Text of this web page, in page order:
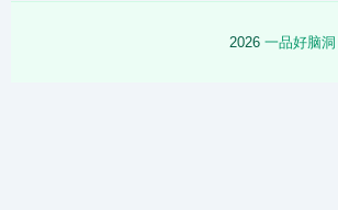
2026 一品好脑